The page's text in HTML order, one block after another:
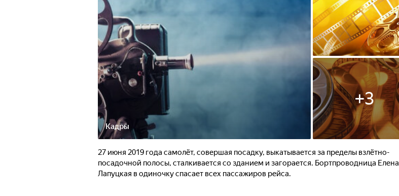
Кадры
+3
27 июня 2019 года самолёт, совершая посадку, выкатывается за пределы взлётно-
посадочной полосы, сталкивается со зданием и загорается. Бортпроводница Елена
Лапуцкая в одиночку спасает всех пассажиров рейса.